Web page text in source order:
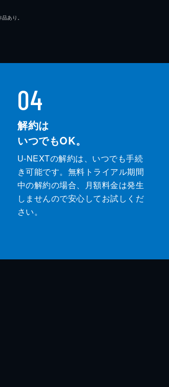
あり。
04
解約は
いつでもOK。
U-NEXTの解約は、いつでも手続
き可能です。無料トライアル期間
中の解約の場合、月額料金は発生
しませんので安心してお試しくだ
さい。